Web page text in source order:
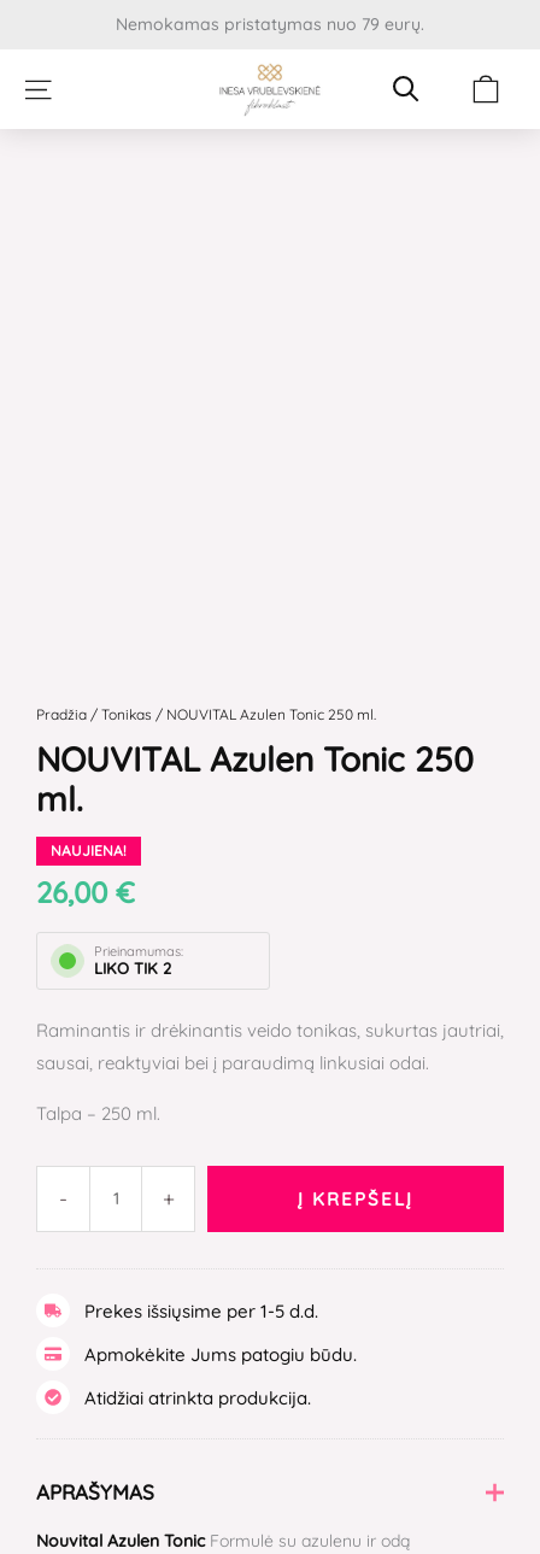
Nemokamas pristatymas nuo 79 eurų.
Cart
Pradžia / Tonikas / NOUVITAL Azulen Tonic 250 ml.
NOUVITAL Azulen Tonic 250
ml.
NAUJIENA!
26,00 €
Prieinamumas:
LIKO TIK 2
Raminantis ir drėkinantis veido tonikas, sukurtas jautriai,
sausai, reaktyviai bei į paraudimą linkusiai odai.
Talpa – 250 ml.
-
kiekis:
NOUVITAL
Azulen
Tonic
250
ml.
+ Į KREPŠELĮ
Prekes išsiųsime per 1-5 d.d.
Apmokėkite Jums patogiu būdu.
Atidžiai atrinkta produkcija.
APRAŠYMAS
Nouvital Azulen TonicFormulė su azulenu ir odą